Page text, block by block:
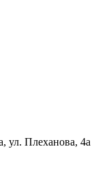
ул. Плеханова, 4а